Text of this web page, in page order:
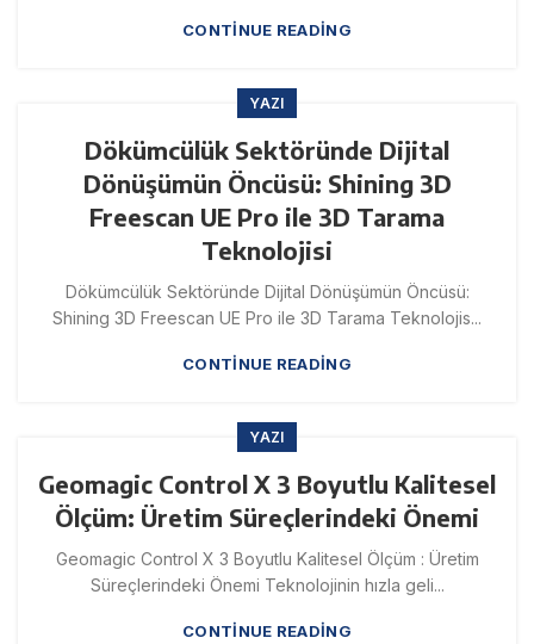
CONTINUE READING
YAZI
Dökümcülük Sektöründe Dijital
Dönüşümün Öncüsü: Shining 3D
Freescan UE Pro ile 3D Tarama
Teknolojisi
Dökümcülük Sektöründe Dijital Dönüşümün Öncüsü:
Shining 3D Freescan UE Pro ile 3D Tarama Teknolojis...
CONTINUE READING
YAZI
Geomagic Control X 3 Boyutlu Kalitesel
Ölçüm: Üretim Süreçlerindeki Önemi
Geomagic Control X 3 Boyutlu Kalitesel Ölçüm : Üretim
Süreçlerindeki Önemi Teknolojinin hızla geli...
CONTINUE READING